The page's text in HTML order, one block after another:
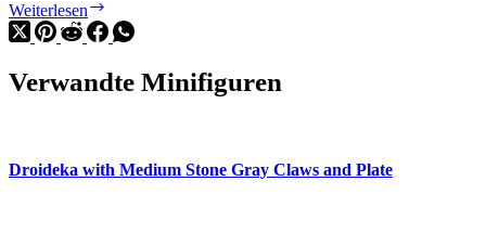
Weiterlesen
Skywalker’s
Landspeeder
Verwandte Minifiguren
Droideka with Medium Stone Gray Claws and Plate